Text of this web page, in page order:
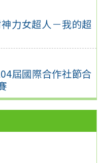
力女超人－我的超
屆國際合作社節合